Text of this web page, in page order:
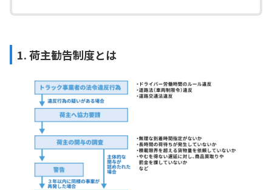
1. 荷主勧告制度とは